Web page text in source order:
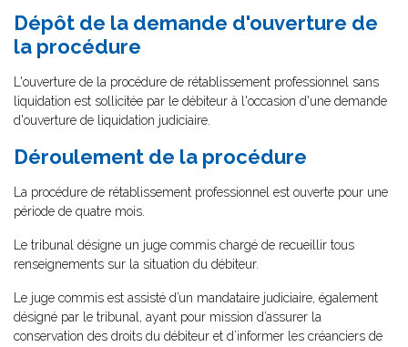
Dépôt de la demande d'ouverture de
la procédure
L'ouverture de la procédure de rétablissement professionnel sans
liquidation est sollicitée par le débiteur à l'occasion d'une demande
d'ouverture de liquidation judiciaire.
Déroulement de la procédure
La procédure de rétablissement professionnel est ouverte pour une
période de quatre mois.
Le tribunal désigne un juge commis chargé de recueillir tous
renseignements sur la situation du débiteur.
Le juge commis est assisté d’un mandataire judiciaire, également
désigné par le tribunal, ayant pour mission d’assurer la
conservation des droits du débiteur et d’informer les créanciers de